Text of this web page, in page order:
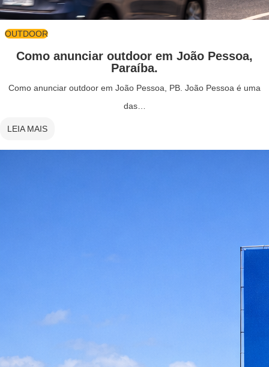
OUTDOOR
Como anunciar outdoor em João Pessoa,
Paraíba.
Como anunciar outdoor em João Pessoa, PB. João Pessoa é uma
das…
LEIA MAIS